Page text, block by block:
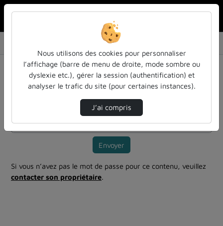
CM EDP elliptiques et théorie spectrale 29-0…
Mot de passe requis
Cette vidéo est protégée par un mot de passe, veuillez le
fournir et cliquez sur envoyer.
Envoyer
Si vous n’avez pas le mot de passe pour ce contenu, veuillez
contacter son propriétaire.
Nous utilisons des cookies pour personnaliser
l’affichage (barre de menu de droite, mode sombre ou
dyslexie etc.), gérer la session (authentification) et
analyser le trafic du site (pour certaines instances).
J’ai compris